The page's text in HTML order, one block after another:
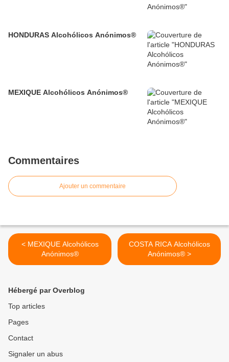
HONDURAS Alcohólicos Anónimos®
MEXIQUE Alcohólicos Anónimos®
Commentaires
Ajouter un commentaire
< MEXIQUE Alcohólicos
Anónimos®
COSTA RICA Alcohólicos
Anónimos® >
Hébergé par Overblog
Top articles
Pages
Contact
Signaler un abus